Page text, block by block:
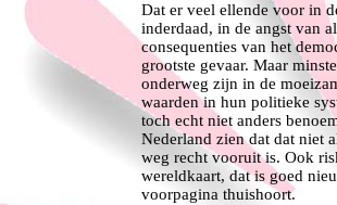
Dat er veel ellende voor in
inderdaad, in de angst van
consequenties van het
grootste gevaar. Maar
onderweg zijn in de
waarden in hun politieke
toch echt niet anders
Nederland zien dat dat niet
weg recht vooruit is. Ook
wereldkaart, dat is goed
voorpagina thuishoort.